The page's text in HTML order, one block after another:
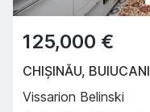
125,000 €
CHIȘINĂU, BUIUCANI
Vissarion Belinski